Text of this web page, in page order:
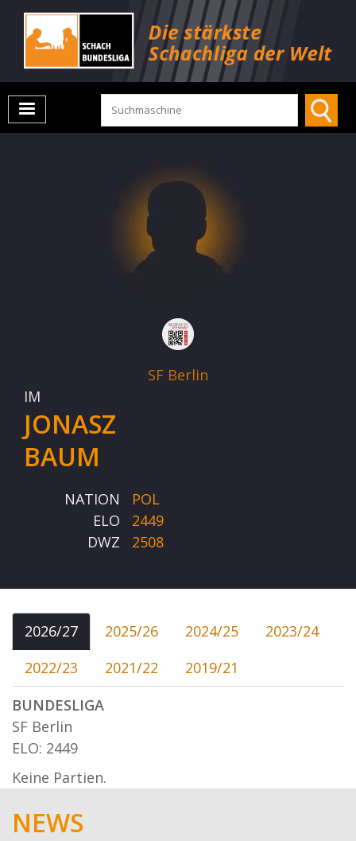
SF Berlin
IM
JONASZ
BAUM
NATION
POL
ELO
2449
DWZ
2508
2026/27 2025/26 2024/25
2023/24
2022/23
2021/22
2019/21
BUNDESLIGA
SF Berlin
ELO: 2449
Keine Partien.
NEWS